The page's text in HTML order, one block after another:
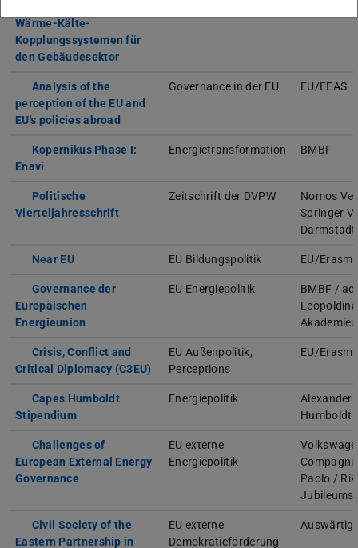
Wärme-Kälte-
Kopplungssystemen für
den Gebäudesektor
Analysis of the
perception of the EU and
EU's policies abroad
Governance in der EU EU/EEAS
Kopernikus Phase I:
Enavi
Energietransformation BMBF
Politische
Vierteljahresschrift
Zeitschrift der DVPW
Nomos
Springer
Darmstadt
Near EU EU Bildungspolitik EU/
Governance der
Europäischen
Energieunion
EU Energiepolitik
BMBF /
Crisis, Conflict and
Critical Diplomacy (C3EU)
EU Außenpolitik,
Perceptions
EU/
Capes Humboldt
Stipendium
Energiepolitik
Alexander
Humboldt
Challenges of
European External Energy
Governance
EU externe
Energiepolitik
Paolo /
Civil Society of the
Eastern Partnership in
EU externe
Demokratieförderung